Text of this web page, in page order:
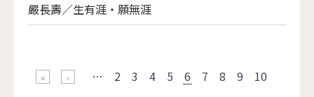
嚴長壽／生有涯‧願無涯
… 2 3 4 5 6 7 8 9
10